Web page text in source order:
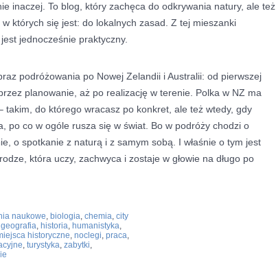
inaczej. To blog, który zachęca do odkrywania natury, ale też
których się jest: do lokalnych zasad. Z tej mieszanki
jednocześnie praktyczny.
podróżowania po Nowej Zelandii i Australii: od pierwszej
planowanie, aż po realizację w terenie. Polka w NZ ma
takim, do którego wracasz po konkret, ale też wtedy, gdy
po co w ogóle rusza się w świat. Bo w podróży chodzi o
o spotkanie z naturą i z samym sobą. I właśnie o tym jest
która uczy, zachwyca i zostaje w głowie na długo po
naukowe, biologia, chemia, city
geografia, historia, humanistyka,
historyczne, noclegi, praca,
, turystyka, zabytki,